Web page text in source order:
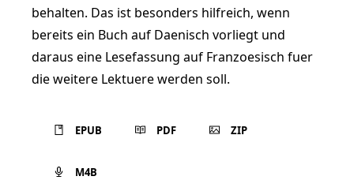
behalten. Das ist besonders hilfreich, wenn
bereits ein Buch auf Daenisch vorliegt und
daraus eine Lesefassung auf Franzoesisch fuer
die weitere Lektuere werden soll.
EPUB PDF ZIP
M4B